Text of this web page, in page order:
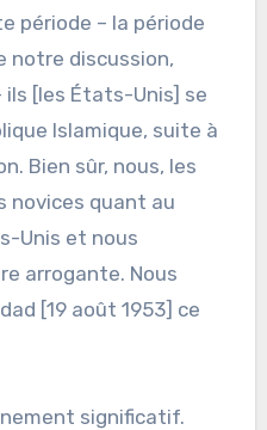
période – la période
notre discussion,
ils [les États-Unis] se
Islamique, suite à
Bien sûr, nous, les
novices quant au
Unis et nous
arrogante. Nous
[19 août 1953] ce
significatif.